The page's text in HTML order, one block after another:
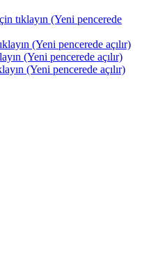
tıklayın (Yeni pencerede
(Yeni pencerede açılır)
(Yeni pencerede açılır)
(Yeni pencerede açılır)